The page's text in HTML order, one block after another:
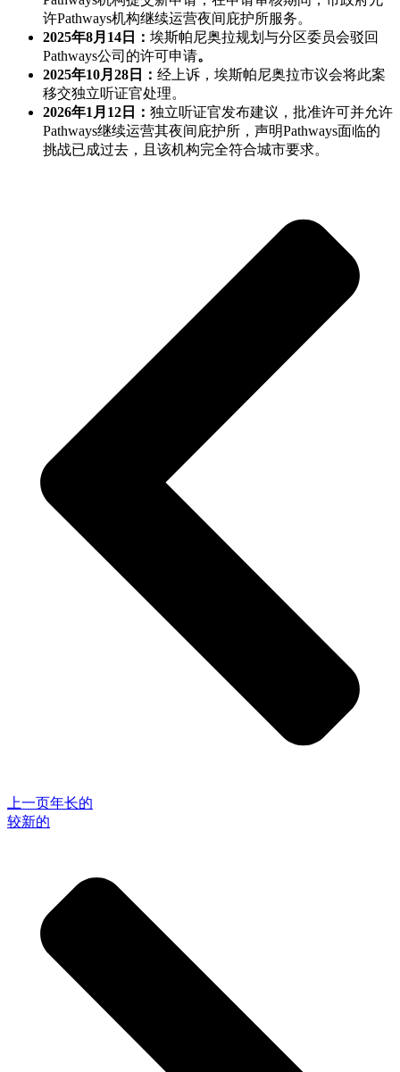
许Pathways机构继续运营夜间庇护所服务。
2025年8月14日： 埃斯帕尼奥拉规划与分区委员会驳回
Pathways公司的许可申请。
2025年10月28日： 经上诉，埃斯帕尼奥拉市议会将此案
移交独立听证官处理。
2026年1月12日： 独立听证官发布建议，批准许可并允许
Pathways继续运营其夜间庇护所，声明Pathways面临的
挑战已成过去，且该机构完全符合城市要求。
上一页年长的
较新的